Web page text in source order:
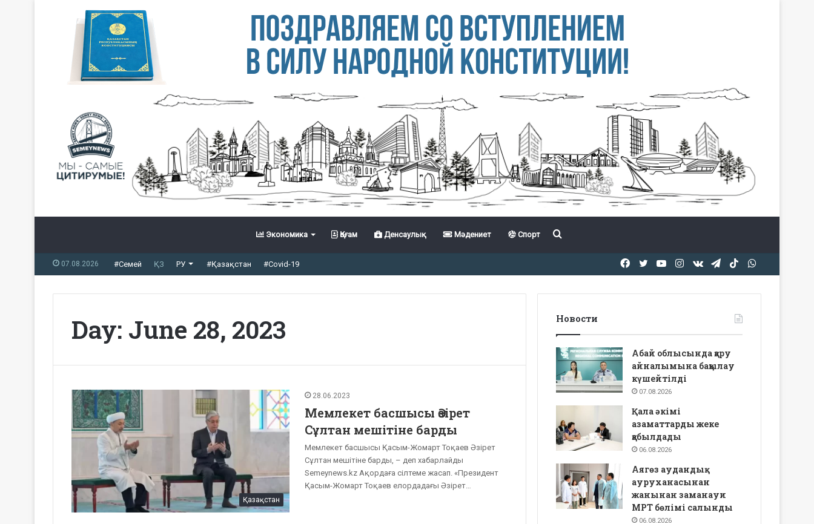
Экономика Қоғам Денсаулық Мәдениет Спорт
07.08.2026 #Семей ҚЗ РУ #Қазақстан #Covid-19 TikTok
Telegram
vk.com
Instagram
YouTube
Twitter
Facebook
Day: June 28, 2023
Қазақстан
28.06.2023
Мемлекет басшысы Әзірет
Сұлтан мешітіне барды
Мемлекет басшысы Қасым-Жомарт Тоқаев Әзірет
Сұлтан мешітіне барды, – деп хабарлайды
Semeynews.kz Ақордаға сілтеме жасап. «Президент
Қасым-Жомарт Тоқаев елордадағы Әзірет…
Новости
Абай облысында қару
айналымына бақылау
күшейтілді
07.08.2026
Қала әкімі
азаматтарды жеке
қабылдады
06.08.2026
Аягөз аудандық
ауруханасынан
жанынан заманауи
МРТ бөлімі салынды
06.08.2026